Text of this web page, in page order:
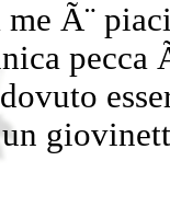
Ã¨
pecca